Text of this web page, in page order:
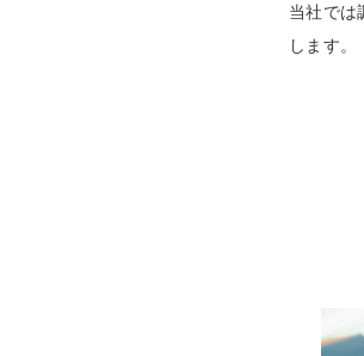
当社では
します。